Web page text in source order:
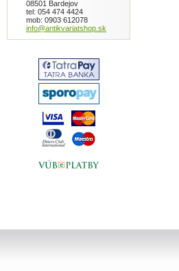
08501 Bardejov
tel: 054 474 4424
mob: 0903 612078
info@antikvariatshop.sk